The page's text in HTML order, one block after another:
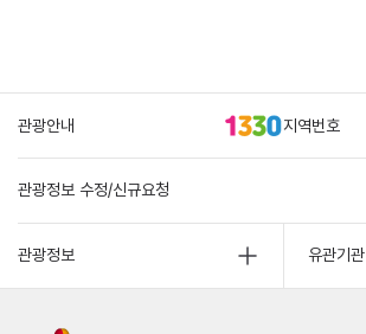
관광안내 지역번호
관광정보 수정/신규요청
관광정보 유관기관